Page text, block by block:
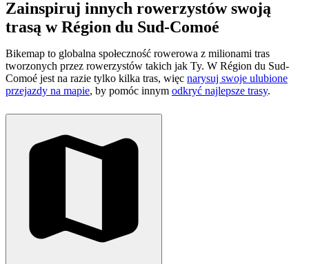
Zainspiruj innych rowerzystów swoją
trasą w Région du Sud-Comoé
Bikemap to globalna społeczność rowerowa z milionami tras
tworzonych przez rowerzystów takich jak Ty. W Région du Sud-
Comoé jest na razie tylko kilka tras, więc narysuj swoje ulubione
przejazdy na mapie, by pomóc innym odkryć najlepsze trasy.